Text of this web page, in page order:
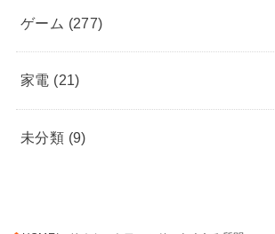
ゲーム (277)
家電 (21)
未分類 (9)